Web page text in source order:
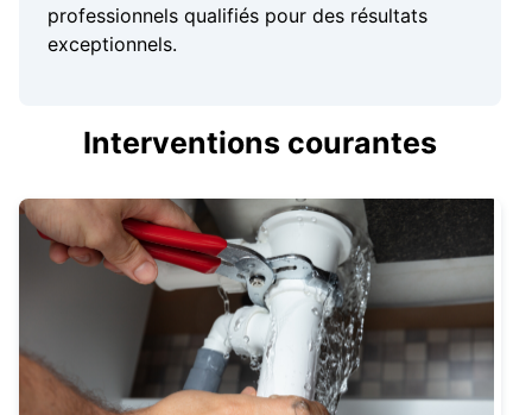
professionnels qualifiés pour des résultats
exceptionnels.
Interventions courantes